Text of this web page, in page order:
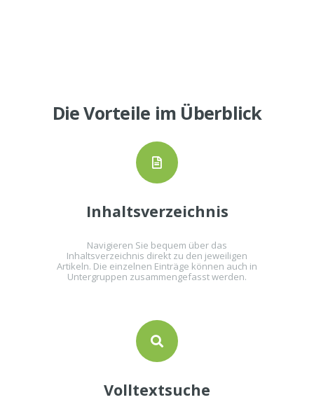
Die Vorteile im Überblick
Inhaltsverzeichnis
Navigieren Sie bequem über das
Inhaltsverzeichnis direkt zu den jeweiligen
Artikeln. Die einzelnen Einträge können auch in
Untergruppen zusammengefasst werden.
Volltextsuche